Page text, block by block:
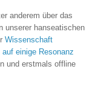
anderem über das
unserer hanseatischen
Wissenschaft
auf einige Resonanz
und erstmals offline